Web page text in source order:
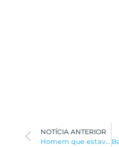
NOTÍCIA ANTERIOR
Homem que estava desaparecido há 4 dias é encontrado sem vida